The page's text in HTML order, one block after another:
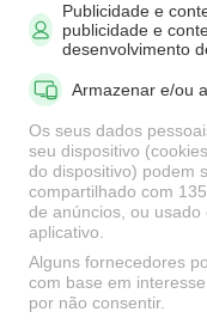
Mpo Cabo de fibra
óptica
Adaptadores de Fibra
Óptica
Fibra Óptica Pigtail
Fibra Óptica Splitter
Publicidade e
publicidade e
desenvolvimento
Armazenar e/ou
Os seus dados
seu dispositivo
do dispositivo) podem
compartilhado com
de anúncios, ou
aplicativo.
Alguns fornecedores
com base em
por não consentir.